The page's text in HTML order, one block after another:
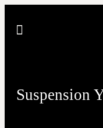
Suspension